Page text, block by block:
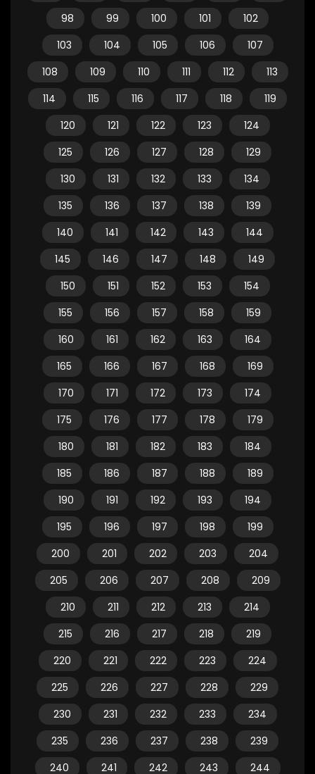
98
99 100 101
102
103
104 105 106
107
108
109 110 111 112
113
114
115 116 117 118
119
120
121 122 123
124
125
126 127 128
129
130
131 132 133
134
135
136 137 138
139
140
141 142 143
144
145
146 147 148
149
150
151 152 153
154
155
156 157 158
159
160
161 162 163
164
165
166 167 168
169
170
171 172 173
174
175
176 177 178
179
180
181 182 183
184
185
186 187 188
189
190
191 192 193
194
195
196 197 198
199
200
201 202 203
204
205
206 207 208
209
210
211 212 213
214
215
216 217 218
219
220
221 222 223
224
225
226 227 228
229
230
231 232 233
234
235
236 237 238
239
240
241 242 243
244